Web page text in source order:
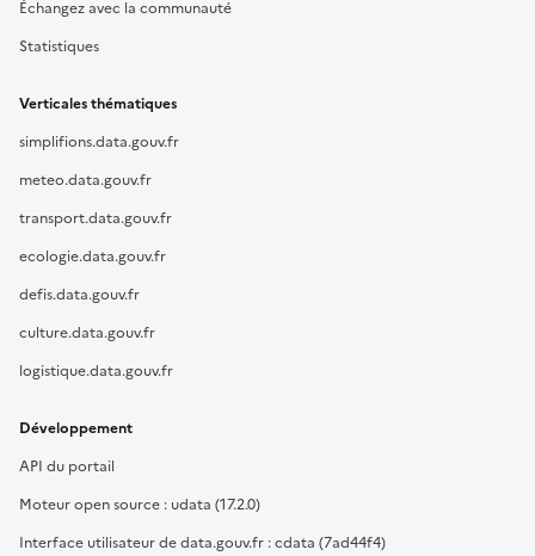
Échangez avec la communauté
Statistiques
Verticales thématiques
simplifions.data.gouv.fr
meteo.data.gouv.fr
transport.data.gouv.fr
ecologie.data.gouv.fr
defis.data.gouv.fr
culture.data.gouv.fr
logistique.data.gouv.fr
Développement
API du portail
Moteur open source : udata (17.2.0)
Interface utilisateur de data.gouv.fr : cdata (7ad44f4)